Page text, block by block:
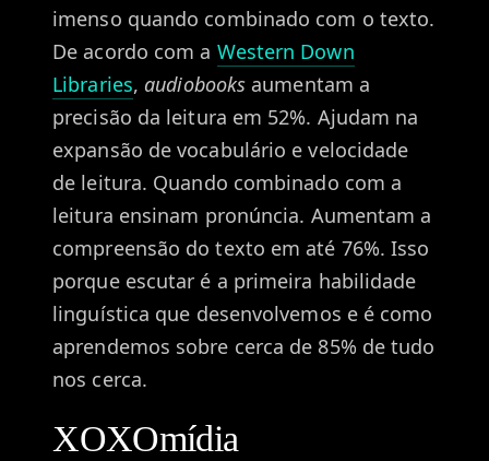
imenso quando combinado com o texto.
De acordo com a Western Down
Libraries,audiobooks aumentam a
precisão da leitura em 52%. Ajudam na
expansão de vocabulário e velocidade
de leitura. Quando combinado com a
leitura ensinam pronúncia. Aumentam a
compreensão do texto em até 76%. Isso
porque escutar é a primeira habilidade
linguística que desenvolvemos e é como
aprendemos sobre cerca de 85% de tudo
nos cerca.
XOXOmídia